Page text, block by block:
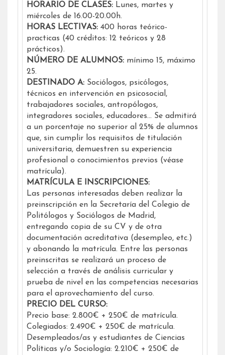
HORARIO DE CLASES: Lunes, martes y
miércoles de 16.00-20.00h.
HORAS LECTIVAS: 400 horas teórico-
practicas (40 créditos: 12 teóricos y 28
prácticos).
NÚMERO DE ALUMNOS: mínimo 15, máximo
25.
DESTINADO A: Sociólogos, psicólogos,
técnicos en intervención en psicosocial,
trabajadores sociales, antropólogos,
integradores sociales, educadores… Se admitirá
a un porcentaje no superior al 25% de alumnos
que, sin cumplir los requisitos de titulación
universitaria, demuestren su experiencia
profesional o conocimientos previos (véase
matrícula).
MATRÍCULA E INSCRIPCIONES:
Las personas interesadas deben realizar la
preinscripción en la Secretaría del Colegio de
Politólogos y Sociólogos de Madrid,
entregando copia de su CV y de otra
documentación acreditativa (desempleo, etc.)
y abonando la matrícula. Entre las personas
preinscritas se realizará un proceso de
selección a través de análisis curricular y
prueba de nivel en las competencias necesarias
para el aprovechamiento del curso.
PRECIO DEL CURSO:
Precio base: 2.800€ + 250€ de matrícula.
Colegiados: 2.490€ + 250€ de matrícula.
Desempleados/as y estudiantes de Ciencias
Políticas y/o Sociología: 2.210€ + 250€ de